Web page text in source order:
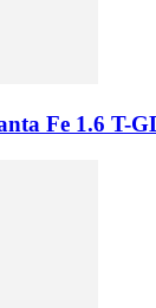
Fe 1.6 T-